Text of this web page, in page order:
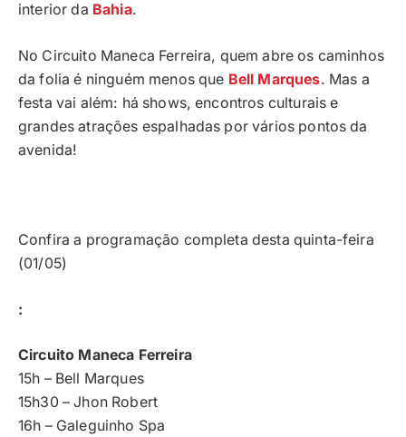
interior da Bahia.
No Circuito Maneca Ferreira, quem abre os caminhos
da folia é ninguém menos que Bell Marques. Mas a
festa vai além: há shows, encontros culturais e
grandes atrações espalhadas por vários pontos da
avenida!
Confira a programação completa desta quinta-feira
(01/05)
:
Circuito Maneca Ferreira
15h – Bell Marques
15h30 – Jhon Robert
16h – Galeguinho Spa